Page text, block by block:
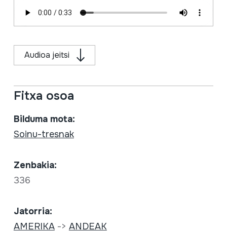
Audioa jeitsi
Fitxa osoa
Bilduma mota:
Soinu-tresnak
Zenbakia:
336
Jatorria:
AMERIKA-> ANDEAK